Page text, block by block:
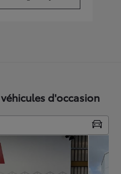
in new tab)
d'occasion